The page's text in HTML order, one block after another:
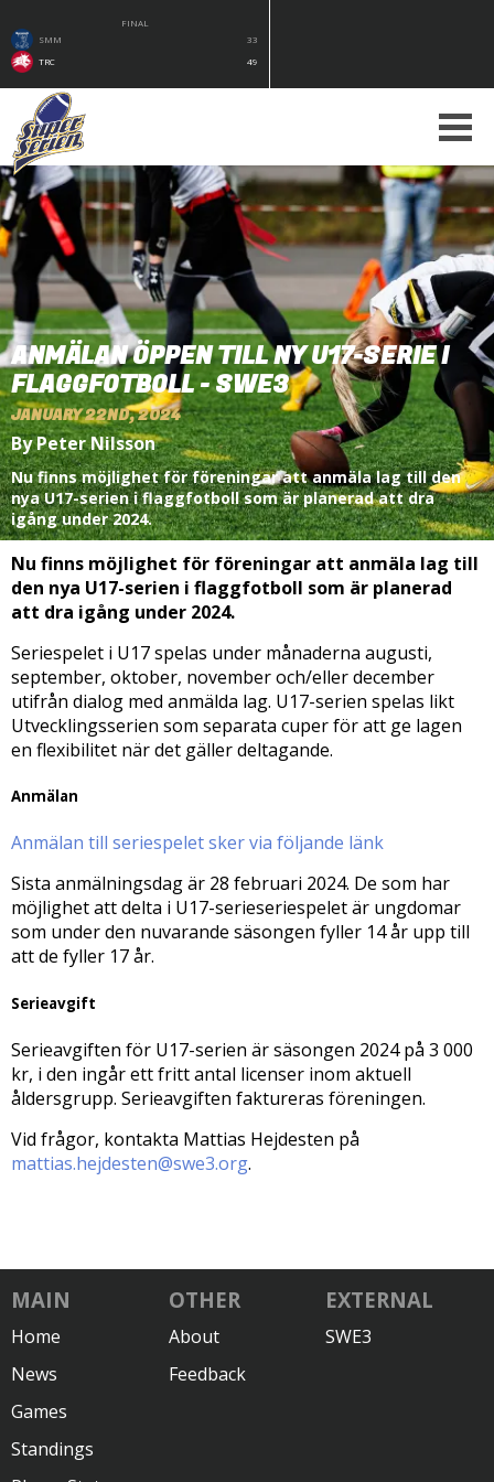
FINAL
SMM
33
TRC
49
ANMÄLAN ÖPPEN TILL NY U17-SERIE I
FLAGGFOTBOLL - SWE3
JANUARY 22ND, 2024
By Peter Nilsson
Nu finns möjlighet för föreningar att anmäla lag till den
nya U17-serien i flaggfotboll som är planerad att dra
igång under 2024.
Nu finns möjlighet för föreningar att anmäla lag till
den nya U17-serien i flaggfotboll som är planerad
att dra igång under 2024.
Seriespelet i U17 spelas under månaderna augusti,
september, oktober, november och/eller december
utifrån dialog med anmälda lag. U17-serien spelas likt
Utvecklingsserien som separata cuper för att ge lagen
en flexibilitet när det gäller deltagande.
Anmälan
Anmälan till seriespelet sker via följande länk
Sista anmälningsdag är 28 februari 2024. De som har
möjlighet att delta i U17-serieseriespelet är ungdomar
som under den nuvarande säsongen fyller 14 år upp till
att de fyller 17 år.
Serieavgift
Serieavgiften för U17-serien är säsongen 2024 på 3 000
kr, i den ingår ett fritt antal licenser inom aktuell
åldersgrupp. Serieavgiften faktureras föreningen.
Vid frågor, kontakta Mattias Hejdesten på
mattias.hejdesten@swe3.org.
MAIN
Home
News
Games
Standings
OTHER
About
Feedback
EXTERNAL
SWE3